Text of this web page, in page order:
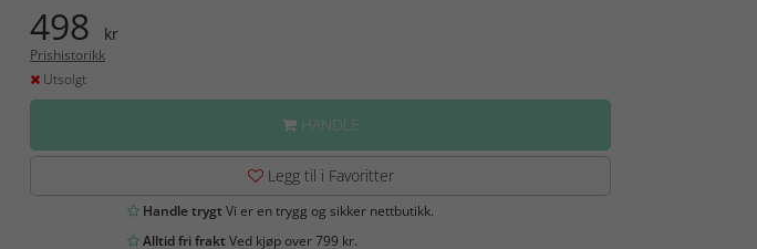
498 kr
Prishistorikk
Utsolgt
HANDLE
Legg til i Favoritter
Handle trygtVi er en trygg og sikker nettbutikk.
Alltid fri fraktVed kjøp over 799 kr.